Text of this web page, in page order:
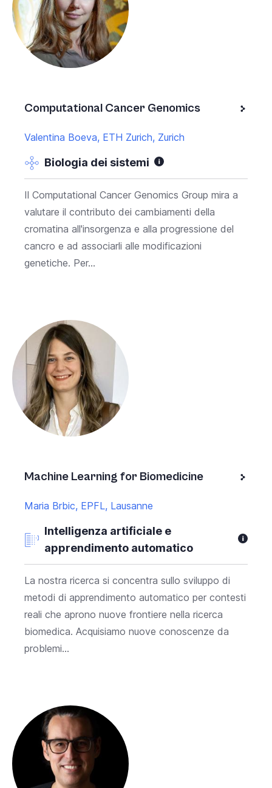
Computational Cancer Genomics
Valentina Boeva, ETH Zurich, Zurich
Biologia dei sistemi
Il Computational Cancer Genomics Group mira a
valutare il contributo dei cambiamenti della
cromatina all'insorgenza e alla progressione del
cancro e ad associarli alle modificazioni
genetiche. Per...
Machine Learning for Biomedicine
Maria Brbic, EPFL, Lausanne
Intelligenza artificiale e
apprendimento automatico
La nostra ricerca si concentra sullo sviluppo di
metodi di apprendimento automatico per contesti
reali che aprono nuove frontiere nella ricerca
biomedica. Acquisiamo nuove conoscenze da
problemi...